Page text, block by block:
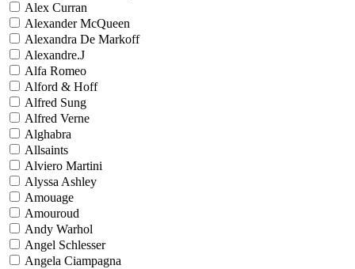
Alex Curran
Alexander McQueen
Alexandra De Markoff
Alexandre.J
Alfa Romeo
Alford & Hoff
Alfred Sung
Alfred Verne
Alghabra
Allsaints
Alviero Martini
Alyssa Ashley
Amouage
Amouroud
Andy Warhol
Angel Schlesser
Angela Ciampagna